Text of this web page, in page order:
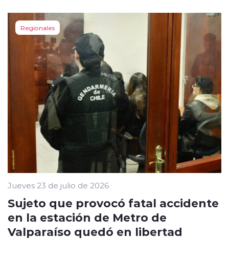
Regionales
Jueves 23 de julio de 2026
Sujeto que provocó fatal accidente
en la estación de Metro de
Valparaíso quedó en libertad